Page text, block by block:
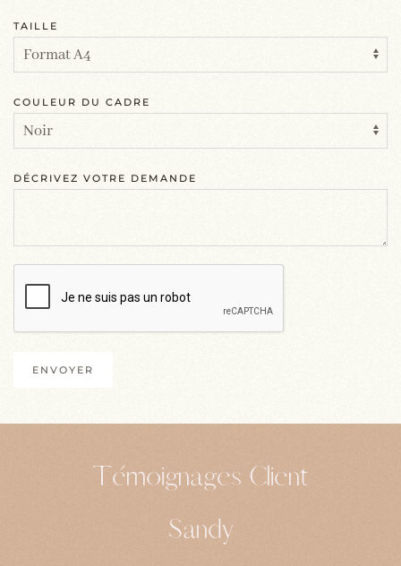
TAILLE
COULEUR DU CADRE
DÉCRIVEZ VOTRE DEMANDE
ENVOYER
Témoignages Client
Sandy